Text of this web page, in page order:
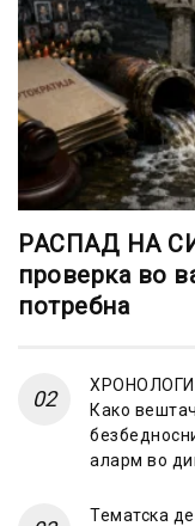
РАСПАД НА
проверка во
потребна
Како
аларм во
Тематска